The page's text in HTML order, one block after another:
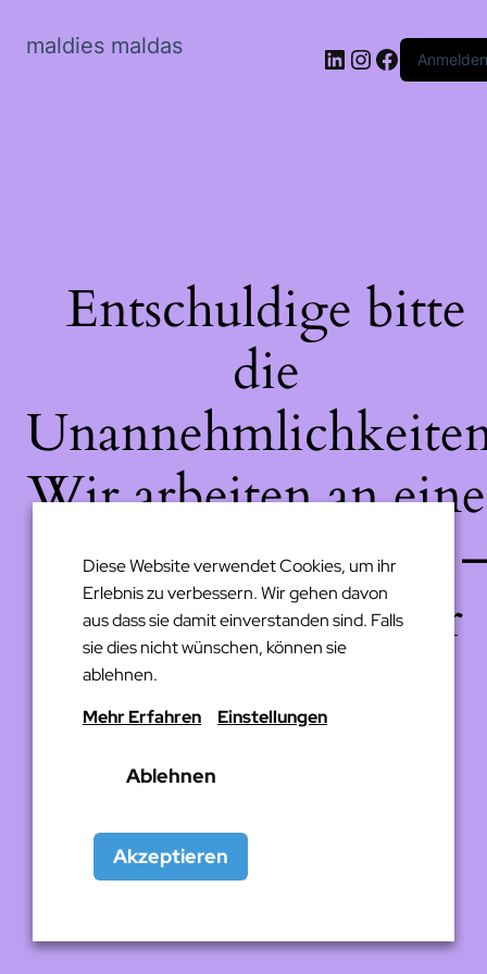
maldies maldas LinkedIn
Instagram
Anmelden
Entschuldige bitte
die
Wir arbeiten an
großartigen Sache
schau bald wieder
Diese Website verwendet Cookies, um ihr
Erlebnis zu verbessern. Wir gehen davon
aus dass sie damit einverstanden sind. Falls
sie dies nicht wünschen, können sie
ablehnen.
Mehr Erfahren
Einstellungen
Ablehnen
Akzeptieren